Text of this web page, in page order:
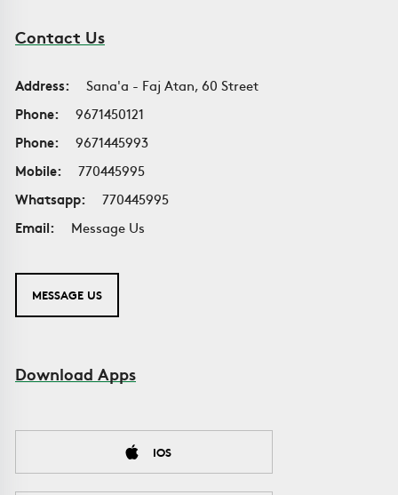
Contact Us
Address:
Sana'a - Faj Atan, 60 Street
Phone:
9671450121
Phone:
9671445993
Mobile:
770445995
Whatsapp:
770445995
Email:
Message Us
MESSAGE US
Download Apps
IOS